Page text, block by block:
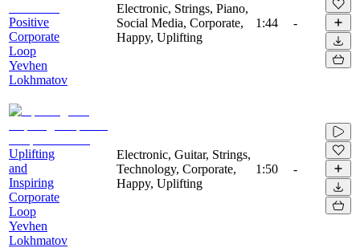
Positive
Corporate
Loop
Yevhen
Lokhmatov
Electronic, Strings, Piano,
Social Media, Corporate,
Happy, Uplifting
1:44 -
Uplifting
and
Inspiring
Corporate
Loop
Yevhen
Lokhmatov
Electronic, Guitar, Strings,
Technology, Corporate,
Happy, Uplifting
1:50 -